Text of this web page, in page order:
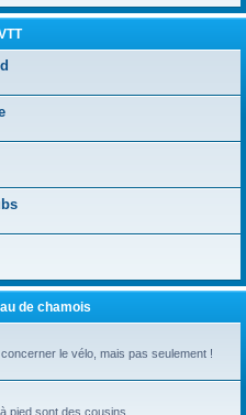
de chamois
le vélo, mais pas seulement !
pied sont des cousins